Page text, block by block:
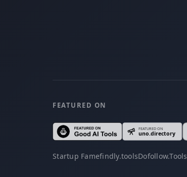
FEATURED ON
Startup Famefindly.toolsDofollow.Tools